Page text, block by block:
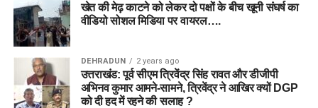
खेत की मेढ़ काटने को लेकर दो पक्षों के बीच खूनी संघर्ष का
वीडियो सोशल मिडिया पर वायरल….
DEHRADUN 2 years ago
उत्तराखंड: पूर्व सीएम त्रिवेंद्र सिंह रावत और डीजीपी
अभिनव कुमार आमने-सामने, त्रिवेंद्र ने आखिर क्यों DGP
को दी हद में रहने की सलाह ?